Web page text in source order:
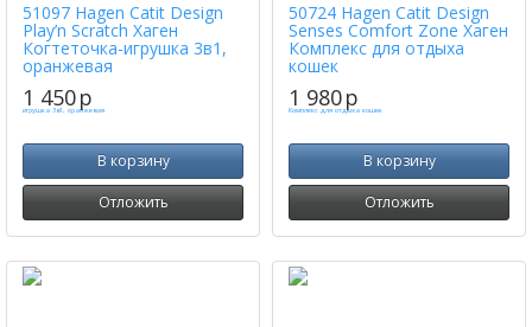
51097 Hagen Catit Design
Play’n Scratch Хаген
Когтеточка-игрушка 3в1,
оранжевая
1 450p
В корзину
Отложить
50724 Hagen Catit Design
Senses Comfort Zone Хаген
Комплекс для отдыха
кошек
1 980p
В корзину
Отложить